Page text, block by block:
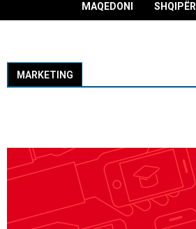
MAQEDONI SHQIPËRI
MARKETING